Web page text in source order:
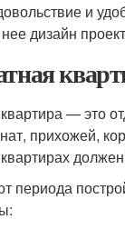
и
дизайн
— это
прихожей,
периода